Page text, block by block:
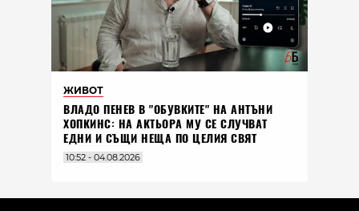
ЖИВОТ
ВЛАДO ПЕНЕВ В "ОБУВКИТЕ" НА АНТЪНИ
ХОПКИНС: НА АКТЬОРА МУ СЕ СЛУЧВАТ
ЕДНИ И СЪЩИ НЕЩА ПО ЦЕЛИЯ СВЯТ
10:52 - 04.08.2026